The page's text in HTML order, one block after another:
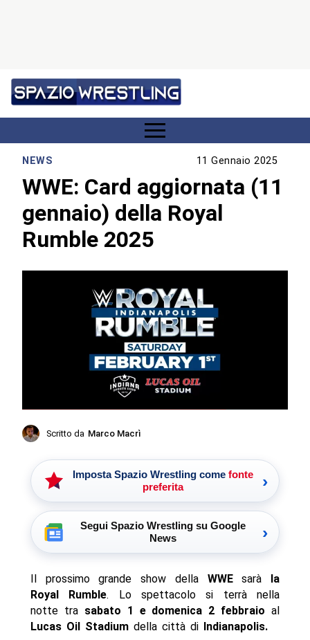
NEWS 11 Gennaio 2025
WWE: Card aggiornata (11
gennaio) della Royal
Rumble 2025
Scritto da Marco Macrì
Imposta Spazio Wrestling come fonte
preferita
›
Segui Spazio Wrestling su Google
News
›
Il prossimo grande show della WWEsarà
la
Royal Rumble. Lo spettacolo si terrà nella
notte tra sabato 1 e domenica 2 febbraioal
Lucas Oil Stadiumdella città di Indianapolis.